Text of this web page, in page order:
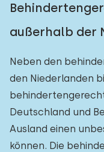
außerhalb der
Neben den
den Niederlanden
Deutschland und
Ausland einen
können. Die